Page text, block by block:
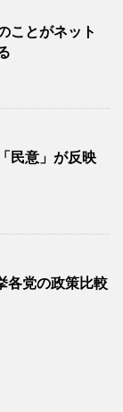
ことがネット
民意」が反映
各党の政策比較